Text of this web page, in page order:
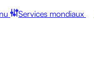
Services mondiaux